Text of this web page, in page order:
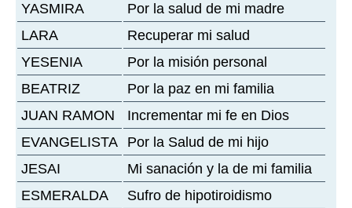
YASMIRA
Por la salud de mi madre
LARA
Recuperar mi salud
YESENIA
Por la misión personal
BEATRIZ
Por la paz en mi familia
JUAN RAMON
Incrementar mi fe en Dios
EVANGELISTA
Por la Salud de mi hijo
JESAI
Mi sanación y la de mi familia
ESMERALDA
Sufro de hipotiroidismo